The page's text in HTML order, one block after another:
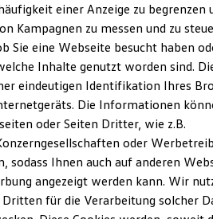
Lebensdauer
6
Versionen und Updates
zu Ihrem ID.
stellen
einer Anzeige zu begrenzen
Kampagnen zu messen und zu
Sie eine Webseite besucht haben
Inhalte genutzt worden sind.
eindeutigen Identifikation Ihres
Die Informationen
oder Seiten Dritter, wie z.B.
oder
sodass Ihnen auch auf anderen
angezeigt werden kann. Wir
Dritten für die Verarbeitung solcher